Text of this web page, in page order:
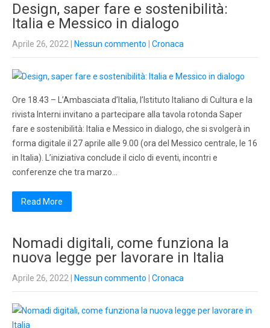
Design, saper fare e sostenibilità:
Italia e Messico in dialogo
Aprile 26, 2022 Nessun commento Cronaca
Ore 18.43 – L’Ambasciata d’Italia, l’Istituto Italiano di Cultura e la
rivista Interni invitano a partecipare alla tavola rotonda Saper
fare e sostenibilità: Italia e Messico in dialogo, che si svolgerà in
forma digitale il 27 aprile alle 9.00 (ora del Messico centrale, le 16
in Italia). L’iniziativa conclude il ciclo di eventi, incontri e
conferenze che tra marzo…
Read More
Nomadi digitali, come funziona la
nuova legge per lavorare in Italia
Aprile 26, 2022 Nessun commento Cronaca